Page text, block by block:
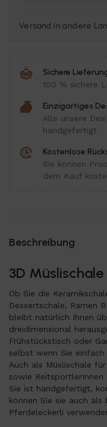
Versand in andere
Sichere
100 % sichere
Einzigartiges
Alle unsere
handgefertigt
Kostenlose
Sie können
dem Kauf
Beschreibung
3D
Ob Sie die
Dessertschale, Ramen
bleibt natürlich Ihnen
dreidimensional
Frühstückstisch oder
selbst wenn Sie einfach
Auch als Müslischale
sowie ReitsportlerInnen
Sie ist handgefertigt,
können Sie sie auch als
Pferdeleckerli